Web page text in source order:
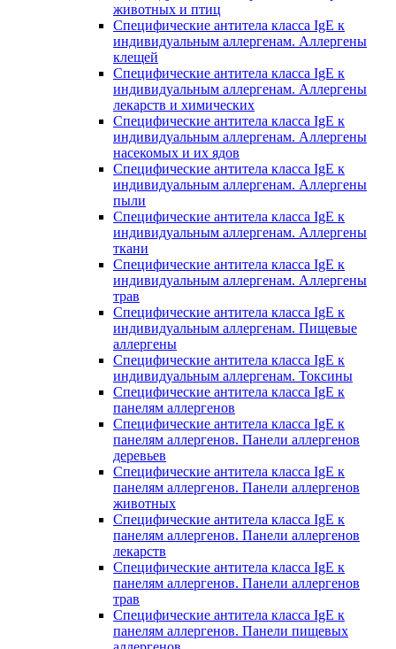
животных и птиц
Специфические антитела класса IgE к
индивидуальным аллергенам. Аллергены
клещей
Специфические антитела класса IgE к
индивидуальным аллергенам. Аллергены
лекарств и химических
Специфические антитела класса IgE к
индивидуальным аллергенам. Аллергены
насекомых и их ядов
Специфические антитела класса IgE к
индивидуальным аллергенам. Аллергены
пыли
Специфические антитела класса IgE к
индивидуальным аллергенам. Аллергены
ткани
Специфические антитела класса IgE к
индивидуальным аллергенам. Аллергены
трав
Специфические антитела класса IgE к
индивидуальным аллергенам. Пищевые
аллергены
Специфические антитела класса IgE к
индивидуальным аллергенам. Токсины
Специфические антитела класса IgE к
панелям аллергенов
Специфические антитела класса IgE к
панелям аллергенов. Панели аллергенов
деревьев
Специфические антитела класса IgE к
панелям аллергенов. Панели аллергенов
животных
Специфические антитела класса IgE к
панелям аллергенов. Панели аллергенов
лекарств
Специфические антитела класса IgE к
панелям аллергенов. Панели аллергенов
трав
Специфические антитела класса IgE к
панелям аллергенов. Панели пищевых